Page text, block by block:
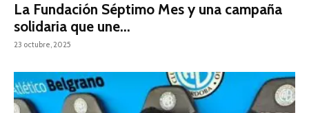
La Fundación Séptimo Mes y una campaña
solidaria que une...
23 octubre, 2025